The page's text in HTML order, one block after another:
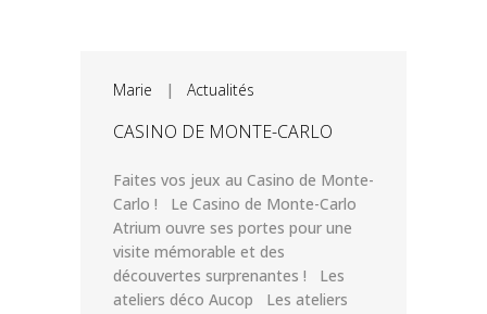
Marie | Actualités
CASINO DE MONTE-CARLO
Faites vos jeux au Casino de Monte-
Carlo ! Le Casino de Monte-Carlo
Atrium ouvre ses portes pour une
visite mémorable et des
découvertes surprenantes ! Les
ateliers déco Aucop Les ateliers